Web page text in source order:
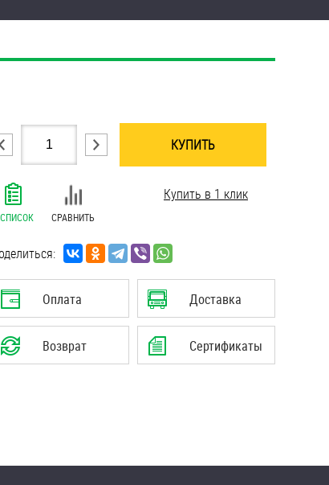
КУПИТЬ
СРАВНИТЬ
Купить в 1 клик
Оплата Доставка
Возврат Сертификаты